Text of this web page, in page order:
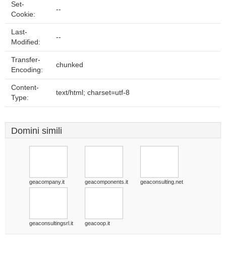
Set-
Cookie:
--
Last-
Modified:
--
Transfer-
Encoding:
chunked
Content-
Type:
text/html; charset=utf-8
Domini simili
geacompany.it geacomponents.it geaconsulting.net
geaconsultingsrl.it geacoop.it